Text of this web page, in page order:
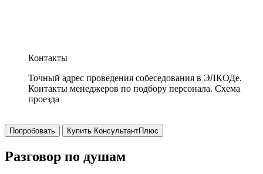
Контакты
Точный адрес проведения собеседования в ЭЛКОДе.
Контакты менеджеров по подбору персонала. Схема
проезда
Попробовать Купить КонсультантПлюс
Разговор по душам